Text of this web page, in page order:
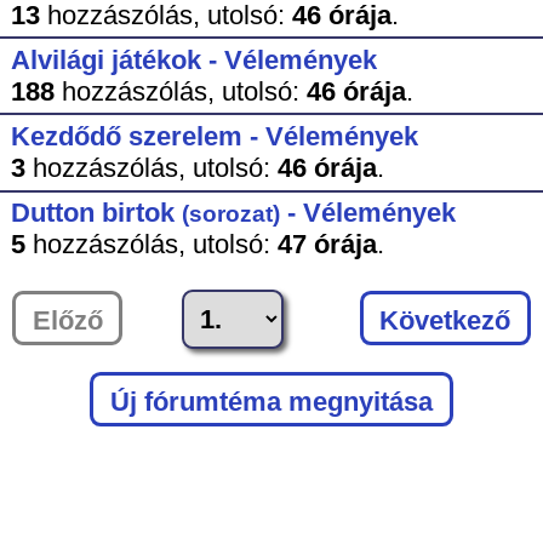
13hozzászólás, utolsó: 46 órája.
Alvilági játékok - Vélemények
188hozzászólás, utolsó: 46 órája.
Kezdődő szerelem - Vélemények
3hozzászólás, utolsó: 46 órája.
Dutton birtok (sorozat)- Vélemények
5hozzászólás, utolsó: 47 órája.
Előző Következő
Új fórumtéma megnyitása